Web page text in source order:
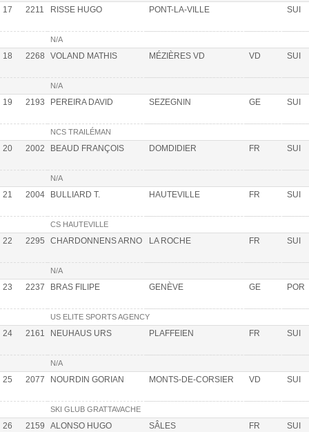
17 2211 RISSE HUGO PONT-LA-VILLE SUI
N/A
18 2268 VOLAND MATHIS MÉZIÈRES VD VD SUI
N/A
19 2193 PEREIRA DAVID SEZEGNIN GE SUI
NCS TRAILÉMAN
20 2002 BEAUD FRANÇOIS DOMDIDIER FR SUI
N/A
21 2004 BULLIARD T. HAUTEVILLE FR SUI
CS HAUTEVILLE
22 2295 CHARDONNENS ARNO LA ROCHE FR SUI
N/A
23 2237 BRAS FILIPE GENÈVE GE POR
US ELITE SPORTS AGENCY
24 2161 NEUHAUS URS PLAFFEIEN FR SUI
N/A
25 2077 NOURDIN GORIAN MONTS-DE-CORSIER VD SUI
SKI GLUB GRATTAVACHE
26 2159 ALONSO HUGO SÂLES FR SUI